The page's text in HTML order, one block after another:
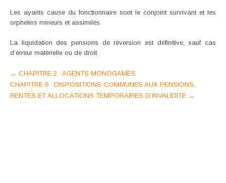
Les ayants cause du fonctionnaire sont le conjoint survivant et les
orphelins mineurs et assimilés.
La liquidation des pensions de réversion est définitive, sauf cas
d’erreur matérielle ou de droit.
Post
navigation
← CHAPITRE 2 : AGENTS MONOGAMES
CHAPITRE 6 : DISPOSITIONS COMMUNES AUX PENSIONS,
RENTES ET ALLOCATIONS TEMPORAIRES D’INVALIDITE →